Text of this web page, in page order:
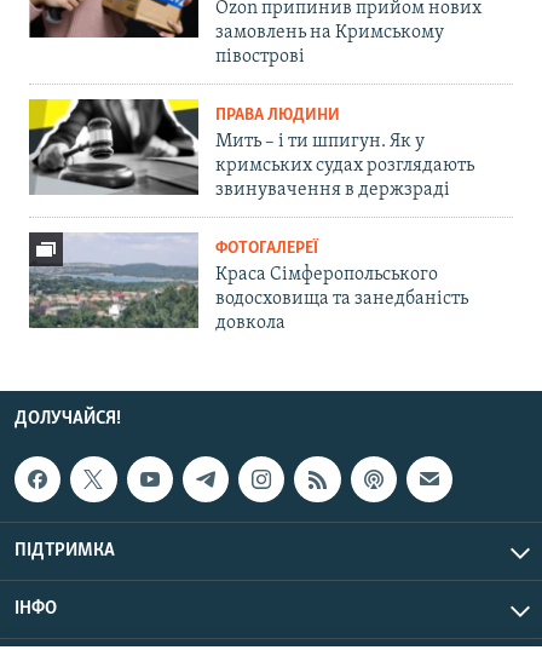
Ozon припинив прийом нових
замовлень на Кримському
півострові
ПРАВА ЛЮДИНИ
Мить – і ти шпигун. Як у
кримських судах розглядають
звинувачення в держзраді
ФОТОГАЛЕРЕЇ
Краса Сімферопольського
водосховища та занедбаність
довкола
ДОЛУЧАЙСЯ!
ПІДТРИМКА
ІНФО